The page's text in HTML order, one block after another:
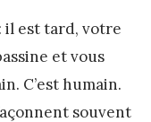
il est tard, votre
et vous
C’est humain.
souvent